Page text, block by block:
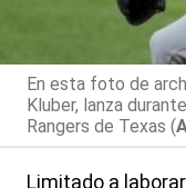
En esta foto de
Kluber, lanza
Rangers de Texas (
Limitado a